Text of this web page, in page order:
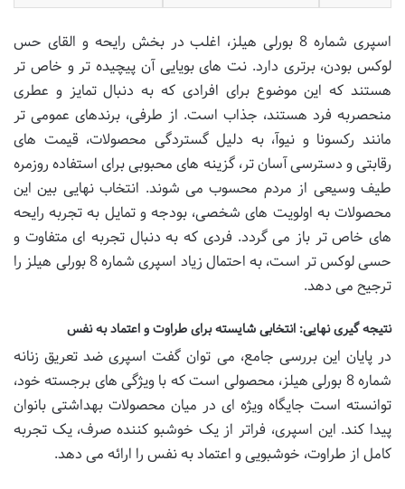
اسپری شماره 8 بورلی هیلز، اغلب در بخش رایحه و القای حس
لوکس بودن، برتری دارد. نت های بویایی آن پیچیده تر و خاص تر
هستند که این موضوع برای افرادی که به دنبال تمایز و عطری
منحصربه فرد هستند، جذاب است. از طرفی، برندهای عمومی تر
مانند رکسونا و نیوآ، به دلیل گستردگی محصولات، قیمت های
رقابتی و دسترسی آسان تر، گزینه های محبوبی برای استفاده روزمره
طیف وسیعی از مردم محسوب می شوند. انتخاب نهایی بین این
محصولات به اولویت های شخصی، بودجه و تمایل به تجربه رایحه
های خاص تر باز می گردد. فردی که به دنبال تجربه ای متفاوت و
حسی لوکس تر است، به احتمال زیاد اسپری شماره 8 بورلی هیلز را
ترجیح می دهد.
نتیجه گیری نهایی: انتخابی شایسته برای طراوت و اعتماد به نفس
در پایان این بررسی جامع، می توان گفت اسپری ضد تعریق زنانه
شماره 8 بورلی هیلز، محصولی است که با ویژگی های برجسته خود،
توانسته است جایگاه ویژه ای در میان محصولات بهداشتی بانوان
پیدا کند. این اسپری، فراتر از یک خوشبو کننده صرف، یک تجربه
کامل از طراوت، خوشبویی و اعتماد به نفس را ارائه می دهد.